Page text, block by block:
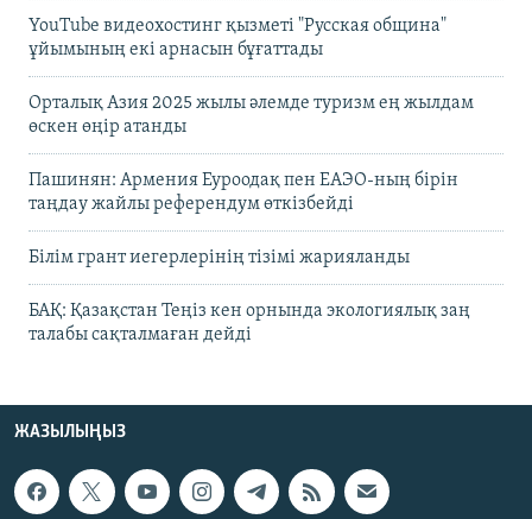
YouTube видеохостинг қызметі "Русская община"
ұйымының екі арнасын бұғаттады
Орталық Азия 2025 жылы әлемде туризм ең жылдам
өскен өңір атанды
Пашинян: Армения Еуроодақ пен ЕАЭО-ның бірін
таңдау жайлы референдум өткізбейді
Білім грант иегерлерінің тізімі жарияланды
БАҚ: Қазақстан Теңіз кен орнында экологиялық заң
талабы сақталмаған дейді
ЖАЗЫЛЫҢЫЗ